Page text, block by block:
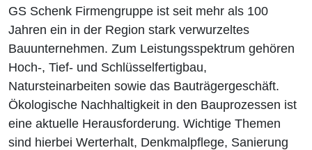
GS Schenk Firmengruppe ist seit mehr als 100
Jahren ein in der Region stark verwurzeltes
Bauunternehmen. Zum Leistungsspektrum gehören
Hoch-, Tief- und Schlüsselfertigbau,
Natursteinarbeiten sowie das Bauträgergeschäft.
Ökologische Nachhaltigkeit in den Bauprozessen ist
eine aktuelle Herausforderung. Wichtige Themen
sind hierbei Werterhalt, Denkmalpflege, Sanierung